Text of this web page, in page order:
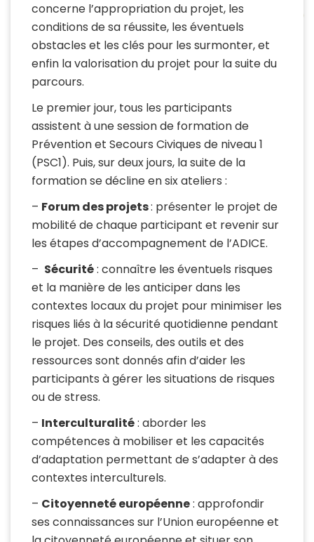
concerne l’appropriation du projet, les
conditions de sa réussite, les éventuels
obstacles et les clés pour les surmonter, et
enfin la valorisation du projet pour la suite du
parcours.
Le premier jour, tous les participants
assistent à une session de formation de
Prévention et Secours Civiques de niveau 1
(PSC1). Puis, sur deux jours, la suite de la
formation se décline en six ateliers :
– Forum des projets: présenter le projet de
mobilité de chaque participant et revenir sur
les étapes d’accompagnement de l’ADICE.
– Sécurité: connaître les éventuels risques
et la manière de les anticiper dans les
contextes locaux du projet pour minimiser les
risques liés à la sécurité quotidienne pendant
le projet. Des conseils, des outils et des
ressources sont donnés afin d’aider les
participants à gérer les situations de risques
ou de stress.
– Interculturalité: aborder les
compétences à mobiliser et les capacités
d’adaptation permettant de s’adapter à des
contextes interculturels.
– Citoyenneté européenne: approfondir
ses connaissances sur l’Union européenne et